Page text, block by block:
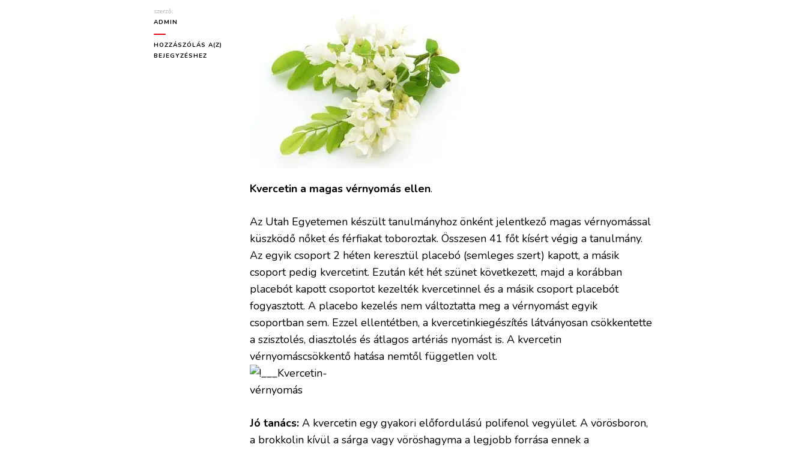
szerző:
ADMIN
HOZZÁSZÓLÁS A(Z)
BEJEGYZÉSHEZ
Kvercetin a magas vérnyomás ellen.
Az Utah Egyetemen készült tanulmányhoz önként jelentkező magas vérnyomással
küszködő nőket és férfiakat toboroztak. Összesen 41 főt kísért végig a tanulmány.
Az egyik csoport 2 héten keresztül placebó (semleges szert) kapott, a másik
csoport pedig kvercetint. Ezután két hét szünet következett, majd a korábban
placebót kapott csoportot kezelték kvercetinnel és a másik csoport placebót
fogyasztott. A placebo kezelés nem változtatta meg a vérnyomást egyik
csoportban sem. Ezzel ellentétben, a kvercetinkiegészítés látványosan csökkentette
a szisztolés, diasztolés és átlagos artériás nyomást is. A kvercetin
vérnyomáscsökkentő hatása nemtől független volt.
Jó tanács: A kvercetin egy gyakori előfordulású polifenol vegyület. A vörösboron,
a brokkolin kívül a sárga vagy vöröshagyma a legjobb forrása ennek a